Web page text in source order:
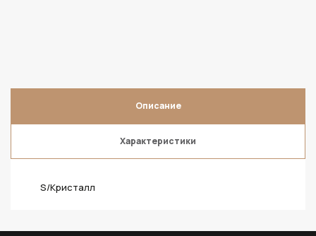
Описание
Характеристики
S/Кристалл